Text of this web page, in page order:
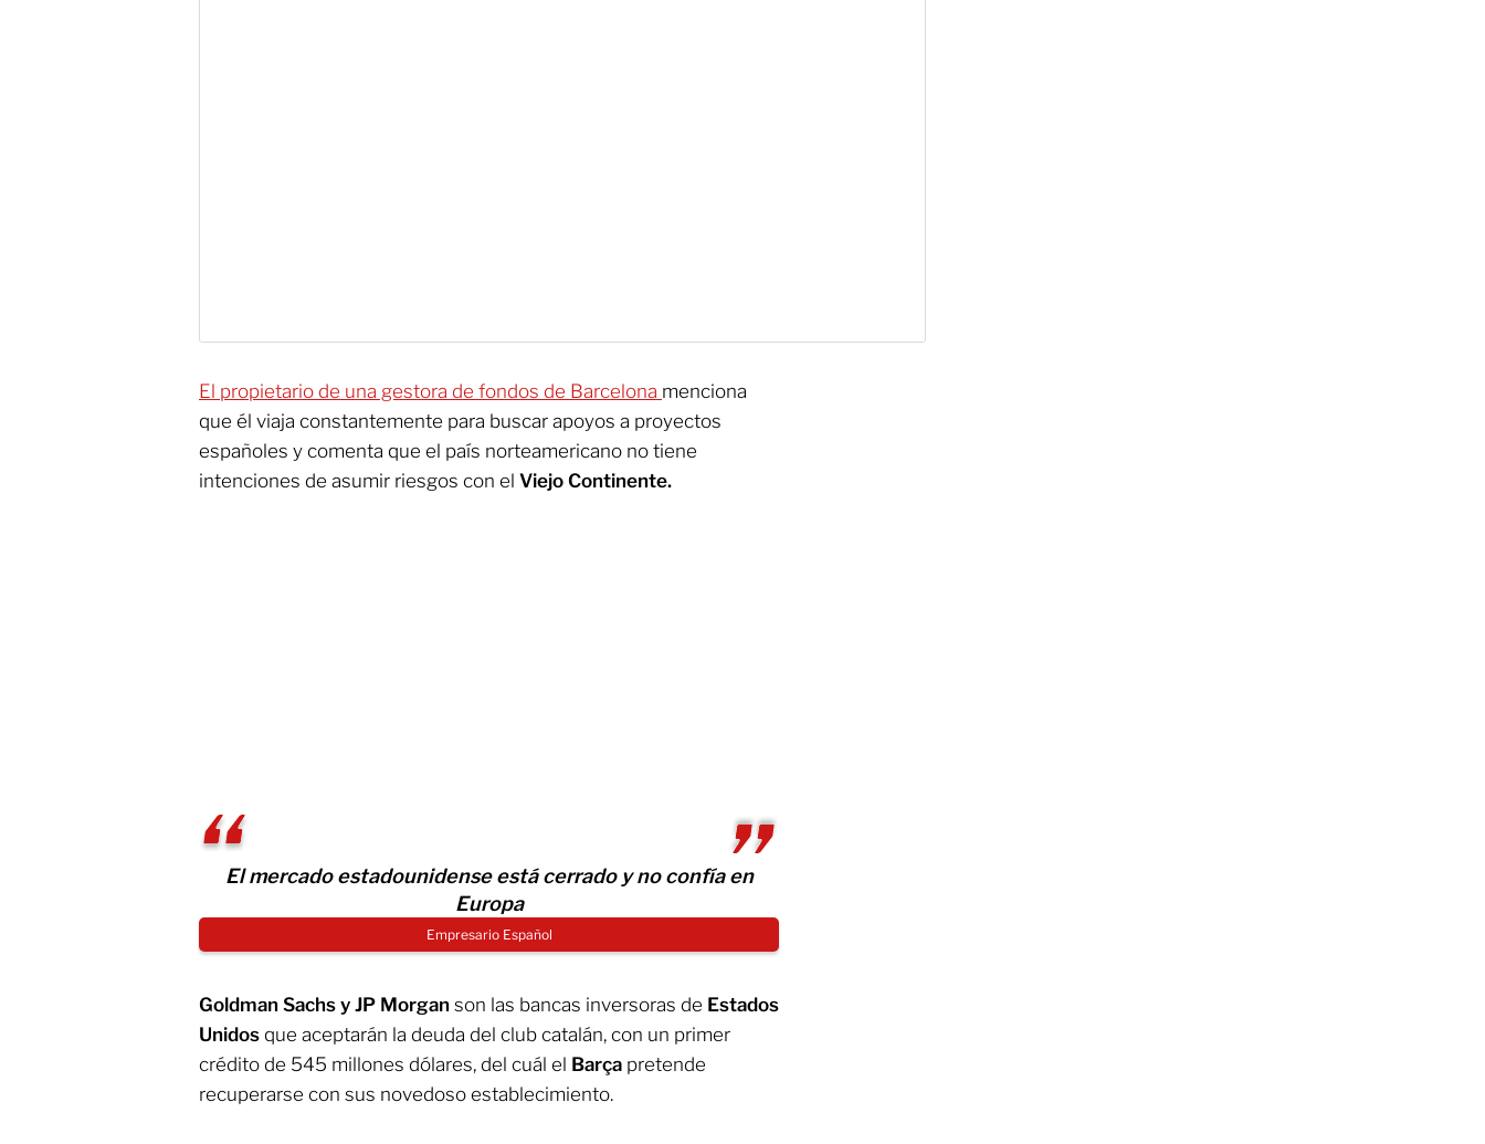
El propietario de una gestora de fondos de Barcelona menciona
que él viaja constantemente para buscar apoyos a proyectos
españoles y comenta que el país norteamericano no tiene
intenciones de asumir riesgos con el Viejo Continente.
El mercado estadounidense está cerrado y no confía en
Europa
Empresario Español
Goldman Sachs y JP Morgan son las bancas inversoras de Estados
Unidos que aceptarán la deuda del club catalán, con un primer
crédito de 545 millones dólares, del cuál el Barça pretende
recuperarse con sus novedoso establecimiento.